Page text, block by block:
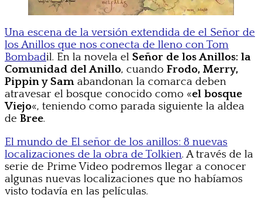
Una escena de la versión extendida de el Señor de
los Anillos que nos conecta de lleno con Tom
Bombadil. En la novela el Señor de los Anillos: la
Comunidad del Anillo, cuando Frodo, Merry,
Pippin y Sam abandonan la comarca deben
atravesar el bosque conocido como «el bosque
Viejo«, teniendo como parada siguiente la aldea
de Bree.
El mundo de El señor de los anillos: 8 nuevas
localizaciones de la obra de Tolkien. A través de la
serie de Prime Video podremos llegar a conocer
algunas nuevas localizaciones que no habíamos
visto todavía en las películas.